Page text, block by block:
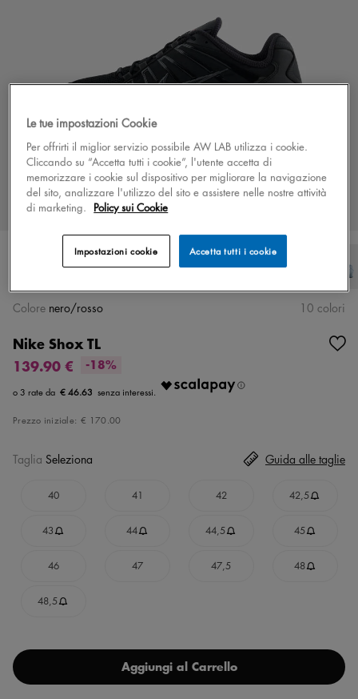
Nike Shox TL
139.90 €
-18%
€ 46.63
Prezzo iniziale: € 170.00
Colore nero/rosso 10 colori
Taglia Seleziona
40 41 42 42,5
43 44 44,5 45
46 47 47,5 48
48,5
Guida alle taglie
Aggiungi al Carrello
Le tue impostazioni Cookie
Per offrirti il miglior servizio possibile AW LAB utilizza i cookie.
Cliccando su “Accetta tutti i cookie”, l'utente accetta di
memorizzare i cookie sul dispositivo per migliorare la navigazione
del sito, analizzare l'utilizzo del sito e assistere nelle nostre attività
di marketing. Policy sui Cookie
Accetta tutti i cookie
Impostazioni cookie